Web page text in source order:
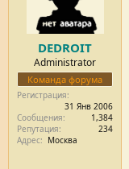
а
ч
а
л
а
DEDROIT
Administrator
Команда форума
Регистрация
31 Янв 2006
Сообщения
1,384
Репутация
234
Адрес
Москва